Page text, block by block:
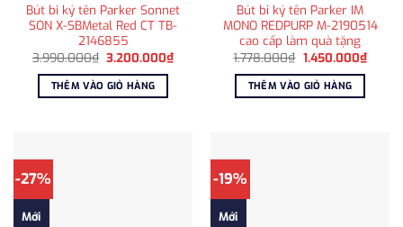
Bút bi ký tên Parker Sonnet
SON X-SBMetal Red CT TB-
2146855
3.990.000₫ Giá
là:
3.990.000₫.
3.200.000₫Giá
hiện
3.200.000₫.
THÊM VÀO GIỎ HÀNG
Bút bi ký tên Parker IM
MONO REDPURP M-2190514
cao cấp làm quà tặng
1.778.000₫ Giá
là:
1.778.000₫.
1.450.000₫Giá
hiện
THÊM VÀO GIỎ HÀNG
-27%
Mới
-19%
Mới